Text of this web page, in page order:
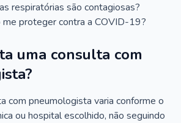
respiratórias são contagiosas?
me proteger contra a COVID-19?
uma consulta com
com pneumologista varia conforme o
ou hospital escolhido, não seguindo